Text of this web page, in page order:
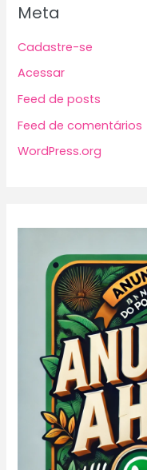
Meta
Cadastre-se
Acessar
Feed de posts
Feed de comentários
WordPress.org